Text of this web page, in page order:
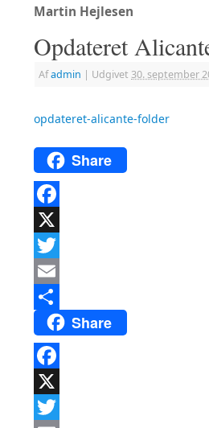
Martin Hejlesen
Opdateret
Afadmin | Udgivet 30. september
opdateret-alicante-folder
Share
Facebook
X
Twitter
Email
Del
Share
Facebook
X